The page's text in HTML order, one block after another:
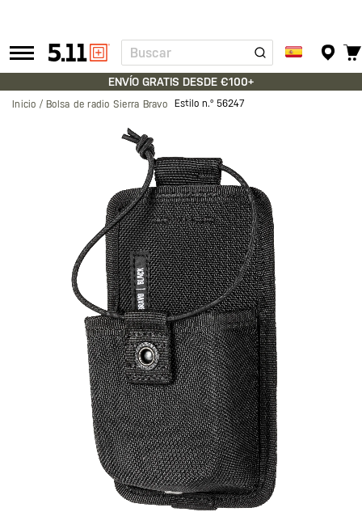
Tactical
Gear
Buscar
ENVÍO GRATIS DESDE €100+
Inicio Bolsa de radio Sierra Bravo Estilo n.º 56247
imágenes